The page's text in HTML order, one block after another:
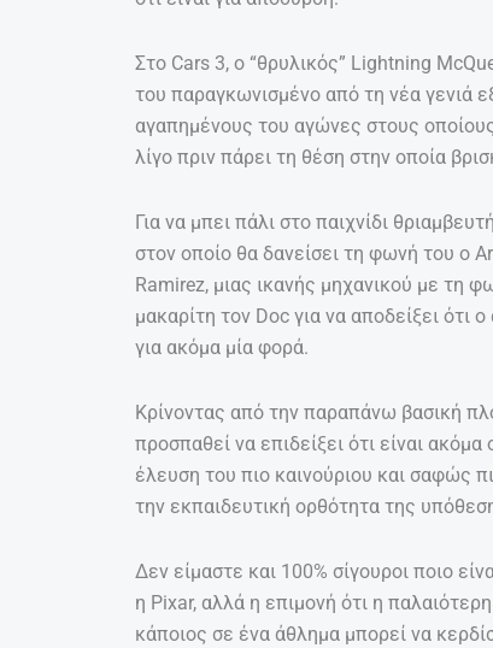
Στο Cars 3, o “θρυλικός” Lightning
του παραγκωνισμένο από τη νέα γενιά
αγαπημένους του αγώνες στους
λίγο πριν πάρει τη θέση στην οποία
Για να μπει πάλι στο παιχνίδι
στον οποίο θα δανείσει τη φωνή του ο
Ramirez, μιας ικανής μηχανικού με τη
μακαρίτη τον Doc για να αποδείξει ότι
για ακόμα μία φορά.
Κρίνοντας από την παραπάνω βασική
προσπαθεί να επιδείξει ότι είναι
έλευση του πιο καινούριου και σαφώς
την εκπαιδευτική ορθότητα της
Δεν είμαστε και 100% σίγουροι ποιο
η Pixar, αλλά η επιμονή ότι η
κάποιος σε ένα άθλημα μπορεί να